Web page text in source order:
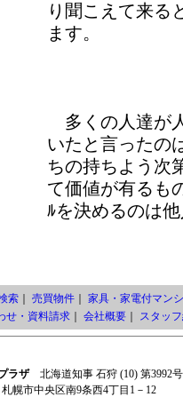
り聞こえて来る
ます。
多くの人達が
いたと言ったの
ちの持ちよう次
て価値が有るも
ﾙを決めるのは
索｜ 売買物件｜ 家具・家電付マン
せ・資料請求｜ 会社概要｜ スタッ
ラザ北海道知事 石狩 (10) 第3992号
幌市中央区南9条西4丁目1－12